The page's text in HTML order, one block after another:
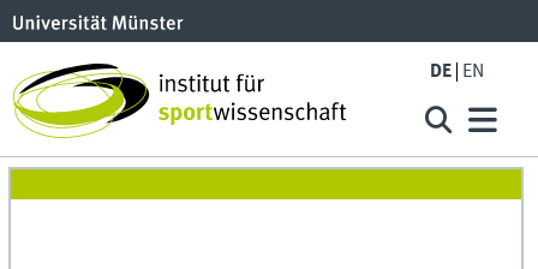
DE EN